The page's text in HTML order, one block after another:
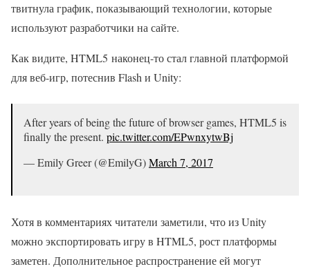
твитнула график, показывающий технологии, которые
используют разработчики на сайте.
Как видите, HTML5 наконец-то стал главной платформой
для веб-игр, потеснив Flash и Unity:
After years of being the future of browser games, HTML5 is
finally the present. pic.twitter.com/EPwnxytwBj
— Emily Greer (@EmilyG)March 7, 2017
Хотя в комментариях читатели заметили, что из Unity
можно экспортировать игру в HTML5, рост платформы
заметен. Дополнительное распространение ей могут